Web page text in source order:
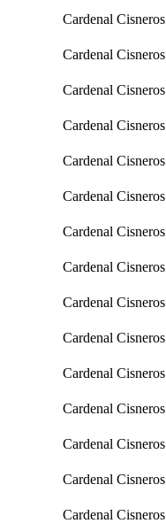
Cardenal Cisneros
Cardenal Cisneros
Cardenal Cisneros
Cardenal Cisneros
Cardenal Cisneros
Cardenal Cisneros
Cardenal Cisneros
Cardenal Cisneros
Cardenal Cisneros
Cardenal Cisneros
Cardenal Cisneros
Cardenal Cisneros
Cardenal Cisneros
Cardenal Cisneros
Cardenal Cisneros